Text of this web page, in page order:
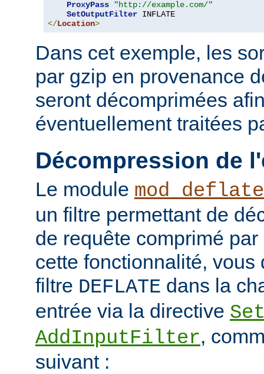
ProxyPass
"http://example.com/"
SetOutputFilter
</Location>
Dans cet exemple, les
par gzip en provenance
seront décomprimées
éventuellement traitées
Décompression de
Le module mod_deflate
un filtre permettant de
de requête comprimé
cette fonctionnalité, vous
filtre DEFLATE dans la
entrée via la directive
AddInputFilter,
suivant :